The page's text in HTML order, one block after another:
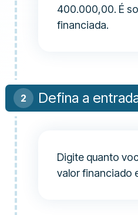
400.000,00. É
financiada.
Defina a
Digite quanto
valor financiado